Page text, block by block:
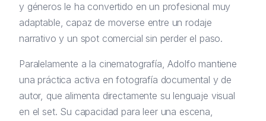
y géneros le ha convertido en un profesional muy
adaptable, capaz de moverse entre un rodaje
narrativo y un spot comercial sin perder el paso.
Paralelamente a la cinematografía, Adolfo mantiene
una práctica activa en fotografía documental y de
autor, que alimenta directamente su lenguaje visual
en el set. Su capacidad para leer una escena,